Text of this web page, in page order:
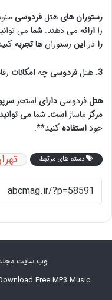
رستوران هایهتلفردوسی
را ارائه می دهند. شما می
را دراین رستوران هاتجربه
3. هتلفردوسیچهامکانات
هتلفردوسیدارای استخر
مرکز ماساژاست. شمامی توانید
خوداستفادهکنید**.
دسته های مرتبط
وب سایت مجله
Free MP3 Music